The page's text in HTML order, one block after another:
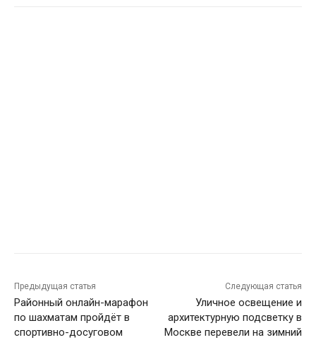
Предыдущая статья
Районный онлайн-марафон
по шахматам пройдёт в
спортивно-досуговом
Следующая статья
Уличное освещение и
архитектурную подсветку в
Москве перевели на зимний